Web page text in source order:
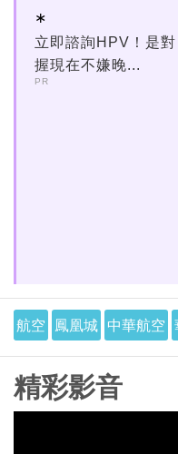
立即諮詢HPV！是
握現在不嫌晚...
PR
航空 鳳凰城 中華航空
精彩影音